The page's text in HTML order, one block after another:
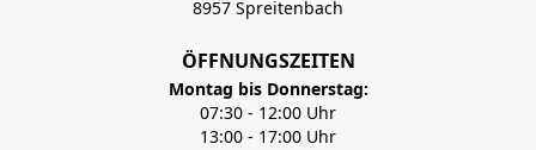
8957 Spreitenbach
ÖFFNUNGSZEITEN
Montag bis Donnerstag:
07:30 - 12:00 Uhr
13:00 - 17:00 Uhr